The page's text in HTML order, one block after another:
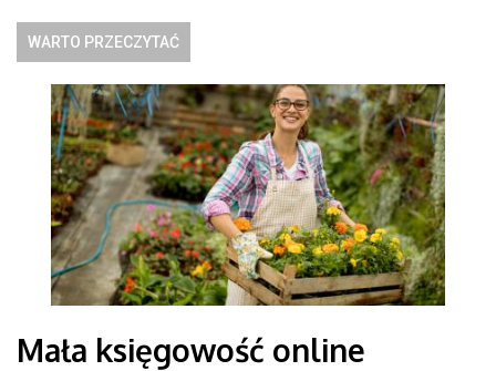
WARTO PRZECZYTAĆ
Mała księgowość online